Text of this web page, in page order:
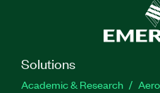
Solutions
Academic & Research